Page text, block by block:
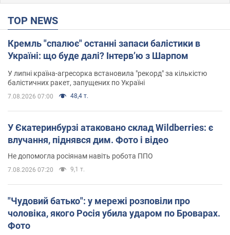
TOP NEWS
Кремль "спалює" останні запаси балістики в
Україні: що буде далі? Інтерв’ю з Шарпом
У липні країна-агресорка встановила "рекорд" за кількістю
балістичних ракет, запущених по Україні
7.08.2026 07:00 48,4 т.
У Єкатеринбурзі атаковано склад Wildberries: є
влучання, піднявся дим. Фото і відео
Не допомогла росіянам навіть робота ППО
7.08.2026 07:20 9,1 т.
"Чудовий батько": у мережі розповіли про
чоловіка, якого Росія убила ударом по Броварах.
Фото